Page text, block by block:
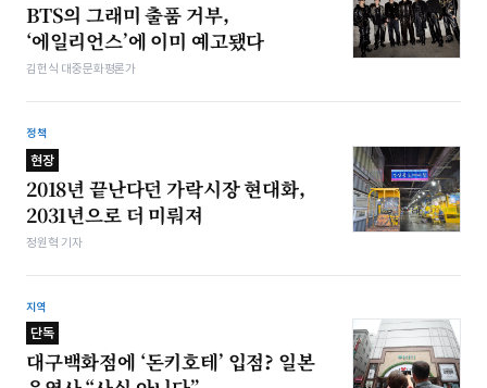
BTS의 그래미 출품 거부,
‘에일리언스’에 이미 예고됐다
김헌식 대중문화평론가
정책
현장
2018년 끝난다던 가락시장 현대화,
2031년으로 더 미뤄져
정원혁 기자
지역
단독
대구백화점에 ‘돈키호테’ 입점? 일본